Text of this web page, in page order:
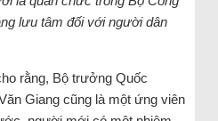
lưu tâm đối với người dân
rằng, Bộ trưởng Quốc
Giang cũng là một ứng viên